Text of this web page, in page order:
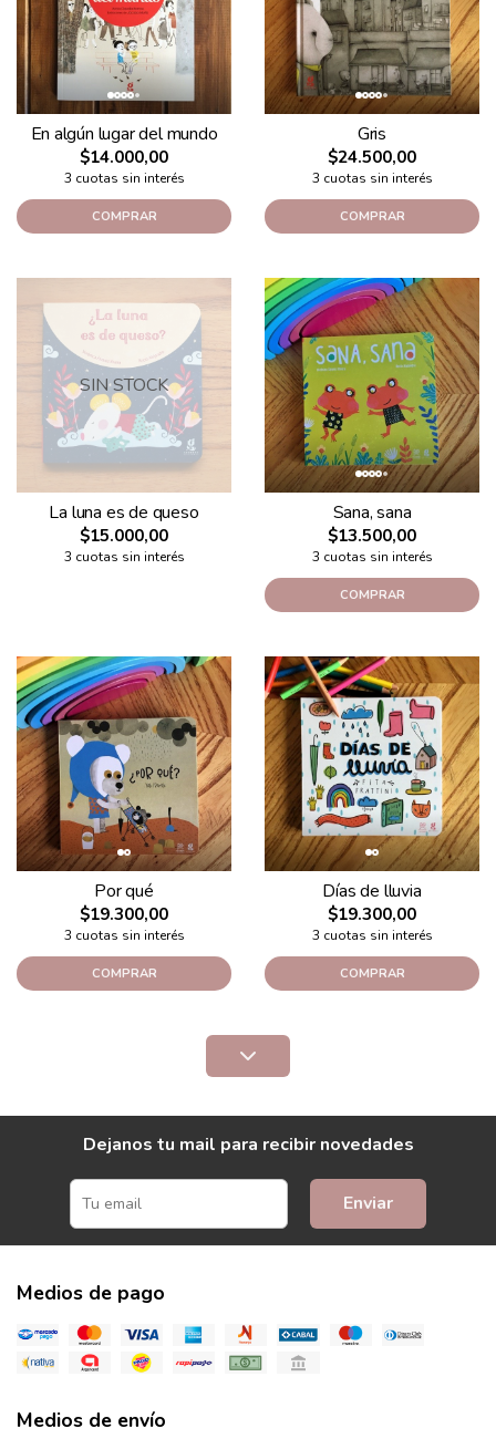
En algún lugar del mundo
$14.000,00
3 cuotas sin interés
COMPRAR
Gris
$24.500,00
3 cuotas sin interés
COMPRAR
SIN STOCK
La luna es de queso
$15.000,00
3 cuotas sin interés
Sana, sana
$13.500,00
3 cuotas sin interés
COMPRAR
Por qué
$19.300,00
3 cuotas sin interés
COMPRAR
Días de lluvia
$19.300,00
3 cuotas sin interés
COMPRAR
Dejanos tu mail para recibir novedades
Enviar
Medios de pago
Medios de envío